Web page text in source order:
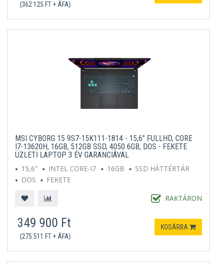
(362 125 FT + ÁFA)
MSI CYBORG 15 9S7-15K111-1814 - 15,6" FULLHD, CORE
I7-13620H, 16GB, 512GB SSD, 4050 6GB, DOS - FEKETE
ÜZLETI LAPTOP 3 ÉV GARANCIÁVAL
15,6"
INTEL CORE-I7 16GB
SSD HÁTTÉRTÁR
DOS
FEKETE
RAKTÁRON
349 900 Ft
(275 511 FT + ÁFA)
KOSÁRBA